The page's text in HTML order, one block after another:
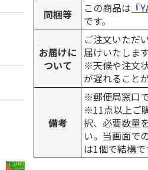
同梱等
この商品は 『
です。
お届けに
ついて
ご注文いただ
届けいたします
※天候や注文
が遅れること
備考
※郵便局窓口
※11点以上ご
択、必要数量
い。当画面で
は1個で結構で